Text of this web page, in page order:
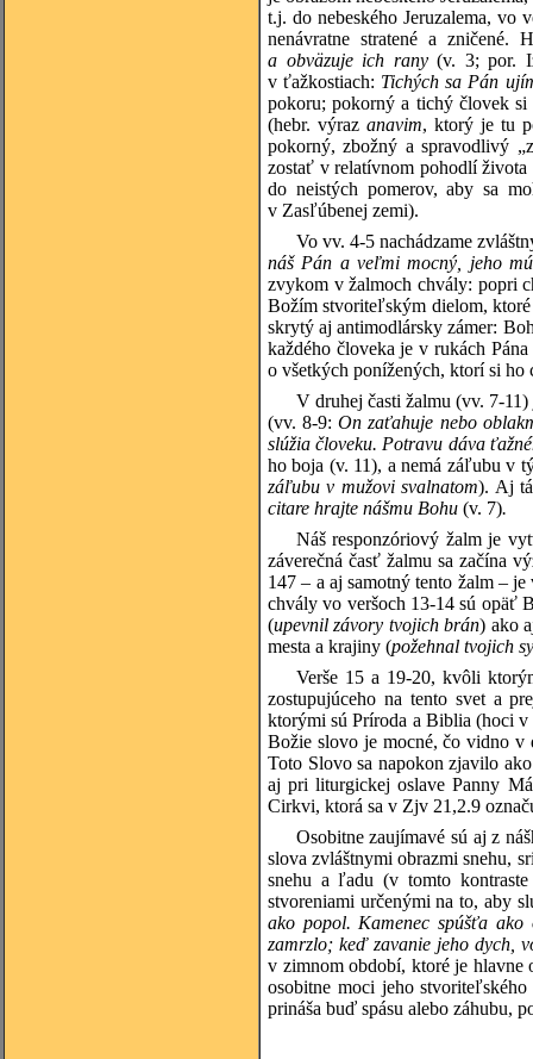
t.j. do nebeského Jeruzalema, vo
nenávratne stratené a
a obväzuje ich rany (v. 3; por.
v ťažkostiach: Tichých sa Pán
pokoru; pokorný a tichý človek si
(hebr. výrazanavim, ktorý je tu
pokorný, zbožný a spravodlivý
zostať v relatívnom pohodlí
do neistých pomerov, aby sa
v Zasľúbenej zemi).
Vo vv. 4-5 nachádzame
náš Pán a veľmi mocný, jeho
zvykom v žalmoch chvály: popri
Božím stvoriteľským dielom,
skrytý aj antimodlársky zámer:
každého človeka je v rukách
o všetkých ponížených, ktorí si ho
V druhej časti žalmu (vv. 7-
(vv. 8-9:On zaťahuje nebo
slúžia človeku. Potravu dáva
ho boja (v. 11), a nemá záľubu v
záľubu v mužovi svalnatom). Aj
citare hrajte nášmu Bohu (v. 7).
Náš responzóriový žalm je
záverečná časť žalmu sa začína
147 – a aj samotný tento žalm –
chvály vo veršoch 13-14 sú opäť
(upevnil závory tvojich brán) ako
mesta a krajiny (požehnal tvojich
Verše 15 a 19-20, kvôli
zostupujúceho na tento svet a
ktorými sú Príroda a Biblia (hoci
Božie slovo je mocné, čo vidno v
Toto Slovo sa napokon zjavilo
aj pri liturgickej oslave Panny
Cirkvi, ktorá sa v Zjv 21,2.9
Osobitne zaujímavé sú aj z
slova zvláštnymi obrazmi snehu,
snehu a ľadu (v tomto
stvoreniami určenými na to, aby
ako popol. Kamenec spúšťa
zamrzlo; keď zavanie jeho dych,
v zimnom období, ktoré je hlavne
osobitne moci jeho
prináša buď spásu alebo záhubu,